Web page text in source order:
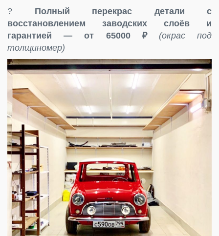
? Полный перекрас детали с
восстановлением заводских слоёв и
гарантией — от 65000 ₽
(окрас под
толщиномер)